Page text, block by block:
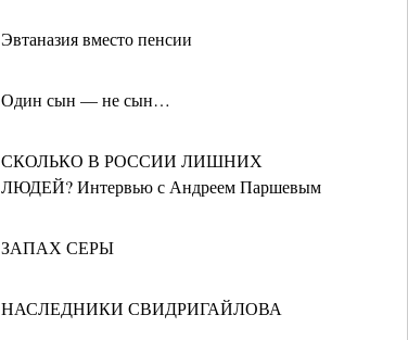
Эвтаназия вместо пенсии
Один сын — не сын…
СКОЛЬКО В РОССИИ ЛИШНИХ
ЛЮДЕЙ? Интервью с Андреем Паршевым
ЗАПАХ СЕРЫ
НАСЛЕДНИКИ СВИДРИГАЙЛОВА